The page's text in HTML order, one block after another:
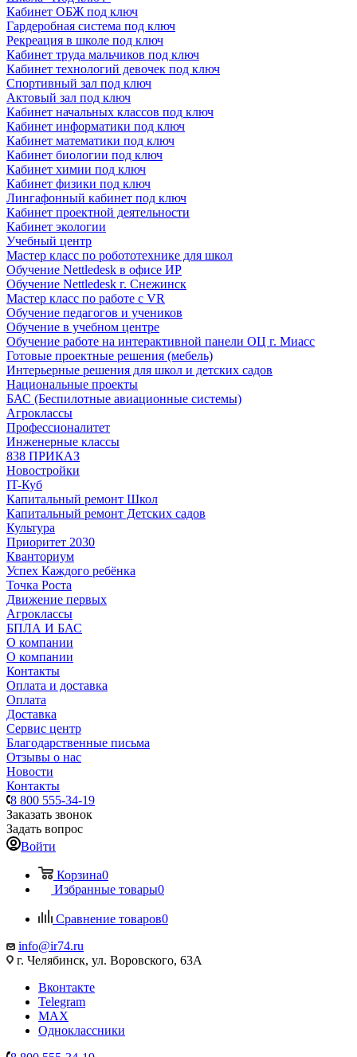
Кабинет ОБЖ под ключ
Гардеробная система под ключ
Рекреация в школе под ключ
Кабинет труда мальчиков под ключ
Кабинет технологий девочек под ключ
Спортивный зал под ключ
Актовый зал под ключ
Кабинет начальных классов под ключ
Кабинет информатики под ключ
Кабинет математики под ключ
Кабинет биологии под ключ
Кабинет химии под ключ
Кабинет физики под ключ
Лингафонный кабинет под ключ
Кабинет проектной деятельности
Кабинет экологии
Учебный центр
Мастер класс по робототехнике для школ
Обучение Nettledesk в офисе ИР
Обучение Nettledesk г. Снежинск
Мастер класс по работе с VR
Обучение педагогов и учеников
Обучение в учебном центре
Обучение работе на интерактивной панели ОЦ г. Миасс
Готовые проектные решения (мебель)
Интерьерные решения для школ и детских садов
Национальные проекты
БАС (Беспилотные авиационные системы)
Агроклассы
Профессионалитет
Инженерные классы
838 ПРИКАЗ
Новостройки
IT-Куб
Капитальный ремонт Школ
Капитальный ремонт Детских садов
Культура
Приоритет 2030
Кванториум
Успех Каждого ребёнка
Точка Роста
Движение первых
Агроклассы
БПЛА И БАС
О компании
О компании
Контакты
Оплата и доставка
Оплата
Доставка
Сервис центр
Благодарственные письма
Отзывы о нас
Новости
Контакты
8 800 555-34-19
Заказать звонок
Задать вопрос
Войти
Корзина0
Избранные товары0
Сравнение товаров0
info@ir74.ru
г. Челябинск, ул. Воровского, 63А
Вконтакте
Telegram
MAX
Одноклассники